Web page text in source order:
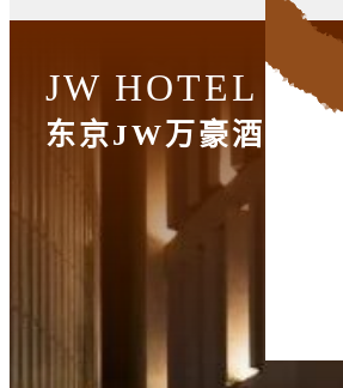
JW HOTEL
东京JW万豪酒店